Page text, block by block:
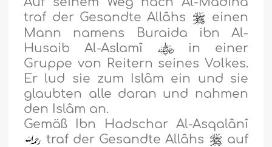
traf der Gesandte Allâhs
einen
Mann namens Buraida ibn Al-
Husaib Al-Aslamî
in einer
Gruppe von Reitern seines Volkes.
Er lud sie zum Islâm ein und sie
glaubten alle daran und nahmen
den Islâm an.
Gemäß Ibn Hadschar Al-Asqalânî
traf der Gesandte Allâhs
auf